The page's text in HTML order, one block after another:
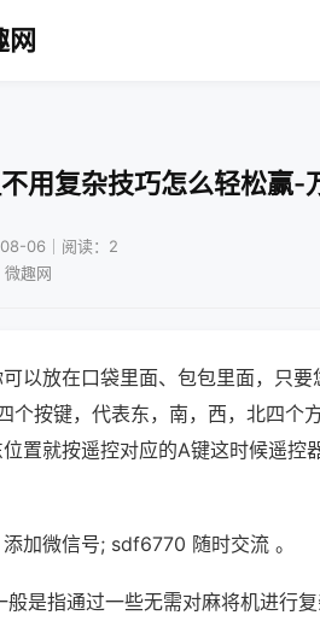
网
用复杂技巧怎么轻松赢-
06｜阅读：2
微趣网
以放在口袋里面、包包里面，只要
个按键，代表东，南，西，北四个
置就按遥控对应的A键这时候遥控
加微信号; sdf6770 随时交流 。
是指通过一些无需对麻将机进行